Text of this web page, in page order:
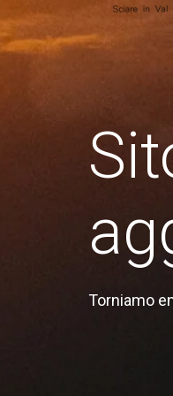
Torniamo